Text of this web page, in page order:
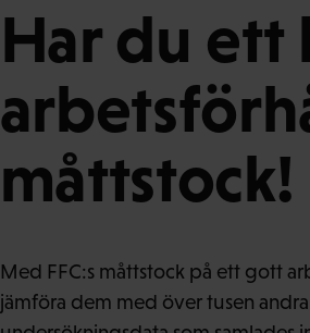
Har du ett
måttstock!
Med FFC:s måttstock på ett gott
jämföra dem med över tusen